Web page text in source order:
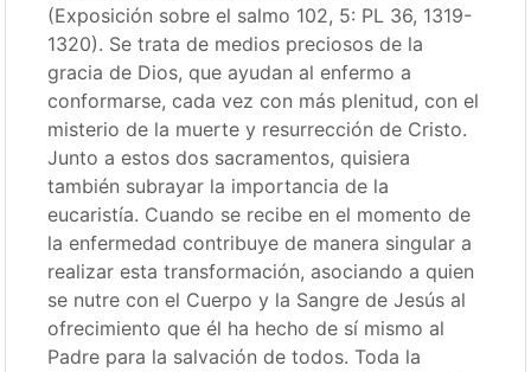
(Exposición sobre el salmo 102, 5: PL 36, 1319-
1320). Se trata de medios preciosos de la
gracia de Dios, que ayudan al enfermo a
conformarse, cada vez con más plenitud, con el
misterio de la muerte y resurrección de Cristo.
Junto a estos dos sacramentos, quisiera
también subrayar la importancia de la
eucaristía. Cuando se recibe en el momento de
la enfermedad contribuye de manera singular a
realizar esta transformación, asociando a quien
se nutre con el Cuerpo y la Sangre de Jesús al
ofrecimiento que él ha hecho de sí mismo al
Padre para la salvación de todos. Toda la